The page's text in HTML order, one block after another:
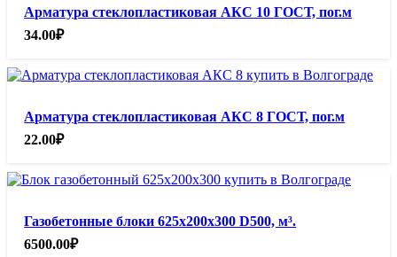
Арматура стеклопластиковая АКС 10 ГОСТ, пог.м
34.00₽
Арматура стеклопластиковая АКС 8 ГОСТ, пог.м
22.00₽
Газобетонные блоки 625х200х300 D500, м³.
6500.00₽